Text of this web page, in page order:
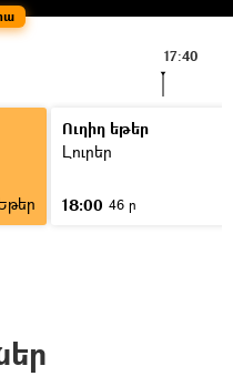
17:40
Ուղիղ եթեր
Լուրեր
18:00 46 ր